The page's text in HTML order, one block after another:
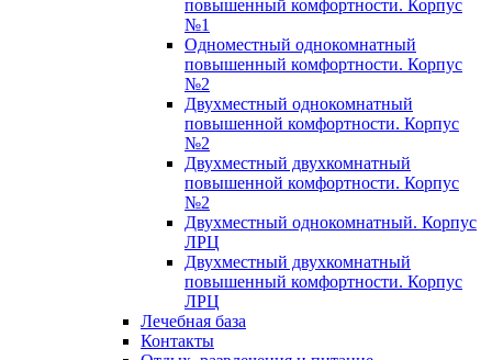
повышенный комфортности. Корпус
№1
Одноместный однокомнатный
повышенный комфортности. Корпус
№2
Двухместный однокомнатный
повышенной комфортности. Корпус
№2
Двухместный двухкомнатный
повышенной комфортности. Корпус
№2
Двухместный однокомнатный. Корпус
ЛРЦ
Двухместный двухкомнатный
повышенный комфортности. Корпус
ЛРЦ
Лечебная база
Контакты